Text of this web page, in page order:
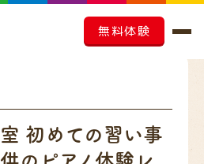
無料体験
初めての習い事